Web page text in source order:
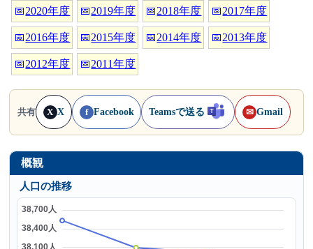
📅2020年度 📅2019年度 📅2018年度 📅2017年度
📅2016年度 📅2015年度 📅2014年度 📅2013年度
📅2012年度 📅2011年度
共有 X X f Facebook Teamsで送る ✉ Gmail
概観
人口の推移